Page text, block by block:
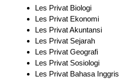
Les Privat Biologi
Les Privat Ekonomi
Les Privat Akuntansi
Les Privat Sejarah
Les Privat Geografi
Les Privat Sosiologi
Les Privat Bahasa Inggris